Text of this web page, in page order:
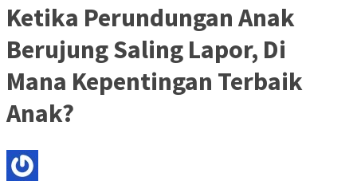
Ketika Perundungan Anak
Berujung Saling Lapor, Di
Mana Kepentingan Terbaik
Anak?